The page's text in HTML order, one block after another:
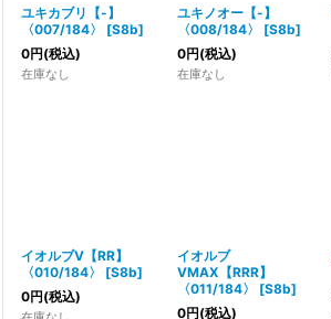
ユキカブリ【-】
〈007/184〉
[S8b]
0円(税込)
在庫なし
ユキノオー【-】
〈008/184〉
[S8b]
0円(税込)
在庫なし
イオルブV【RR】
〈010/184〉
[S8b]
0円(税込)
イオルブ
VMAX【RRR】
〈011/184〉
[S8b]
0円(税込)